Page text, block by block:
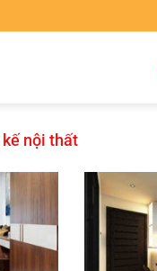
nội thất